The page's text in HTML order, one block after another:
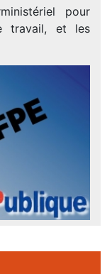
pour
travail, et les